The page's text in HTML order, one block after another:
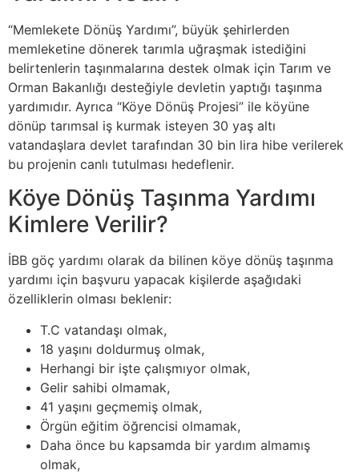
“Memlekete Dönüş Yardımı”, büyük şehirlerden
memleketine dönerek tarımla uğraşmak istediğini
belirtenlerin taşınmalarına destek olmak için Tarım ve
Orman Bakanlığı desteğiyle devletin yaptığı taşınma
yardımıdır. Ayrıca “Köye Dönüş Projesi” ile köyüne
dönüp tarımsal iş kurmak isteyen 30 yaş altı
vatandaşlara devlet tarafından 30 bin lira hibe verilerek
bu projenin canlı tutulması hedeflenir.
Köye Dönüş Taşınma Yardımı
Kimlere Verilir?
İBB göç yardımı olarak da bilinen köye dönüş taşınma
yardımı için başvuru yapacak kişilerde aşağıdaki
özelliklerin olması beklenir:
T.C vatandaşı olmak,
18 yaşını doldurmuş olmak,
Herhangi bir işte çalışmıyor olmak,
Gelir sahibi olmamak,
41 yaşını geçmemiş olmak,
Örgün eğitim öğrencisi olmamak,
Daha önce bu kapsamda bir yardım almamış
olmak,